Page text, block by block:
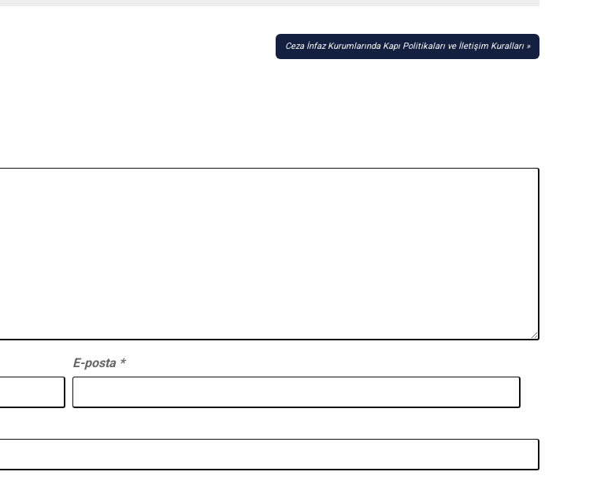
Ceza İnfaz Kurumlarında Kapı Politikaları ve İletişim Kuralları
E-posta *